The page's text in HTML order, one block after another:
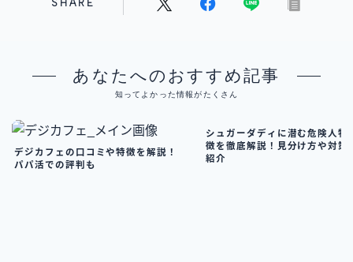
SHARE
あなたへのおすすめ記事
知ってよかった情報がたくさん
デジカフェの口コミや特徴を解説！
パパ活での評判も
シュガーダディに潜む危険人物
徴を徹底解説！見分け方や対策
紹介